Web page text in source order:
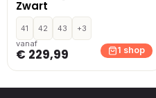
Zwart
41 42 43
+3
vanaf
€ 229,99 1 shop